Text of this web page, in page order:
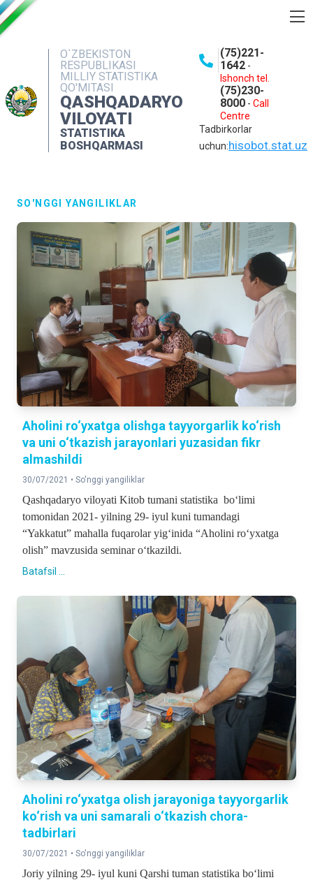
O`ZBEKISTON
RESPUBLIKASI
MILLIY STATISTIKA
QO'MITASI
QASHQADARYO
VILOYATI
STATISTIKA
BOSHQARMASI
(75)221-
1642 -
Ishonch tel.
(75)230-
8000 - Call
Centre
Tadbirkorlar
uchun:hisobot.stat.uz
OCHIQ MA'LUMOTLAR
NASHRLAR
INTERAKTIV XIZMATLAR
MATBUOT XIZMATI
SO'NGGI YANGILIKLAR
Aholini ro‘yxatga olishga tayyorgarlik ko‘rish
va uni o‘tkazish jarayonlari yuzasidan fikr
almashildi
30/07/2021 • So'nggi yangiliklar
Qashqadaryo viloyati Kitob tumani statistika bo‘limi
tomonidan 2021- yilning 29- iyul kuni tumandagi
“Yakkatut” mahalla fuqarolar yig‘inida “Aholini ro‘yxatga
olish” mavzusida seminar o‘tkazildi.
Batafsil ...
Aholini ro‘yxatga olish jarayoniga tayyorgarlik
ko‘rish va uni samarali o‘tkazish chora-
tadbirlari
30/07/2021 • So'nggi yangiliklar
Joriy yilning 29- iyul kuni Qarshi tuman statistika bo‘limi